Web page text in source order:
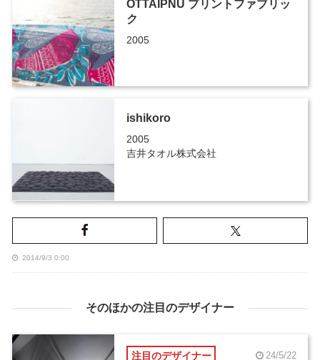
OTTAIPNU プリントファブリッ
ク
2005
ishikoro
2005
吉井タオル株式会社
2014/9/3 0:00
そのほかの注目のデザイナー
注目のデザイナー 24/5/22